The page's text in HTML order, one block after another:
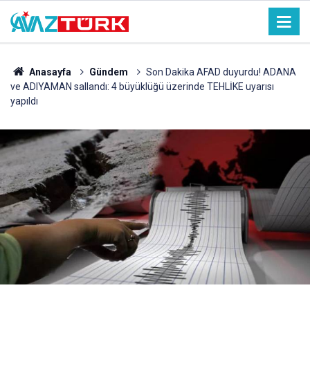
Anasayfa Gündem
Son Dakika AFAD duyurdu! ADANA
ve ADIYAMAN sallandı: 4 büyüklüğü üzerinde TEHLİKE uyarısı
yapıldı